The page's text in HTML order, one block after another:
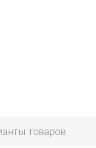
товаров